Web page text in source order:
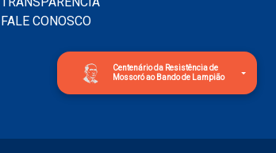
Centenário da Resistência de
Mossoró ao Bando de Lampião
FALE CONOSCO